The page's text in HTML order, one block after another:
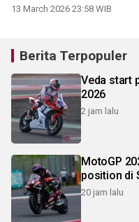
13 March 2026 23:58 WIB
Berita Terpopuler
Veda start
2026
2 jam lalu
MotoGP
20 jam lalu